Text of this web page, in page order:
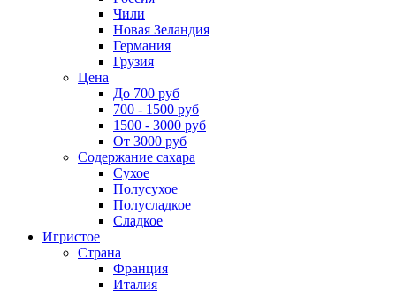
Чили
Новая Зеландия
Германия
Грузия
Цена
До 700 руб
700 - 1500 руб
1500 - 3000 руб
От 3000 руб
Содержание сахара
Сухое
Полусухое
Полусладкое
Сладкое
Игристое
Страна
Франция
Италия